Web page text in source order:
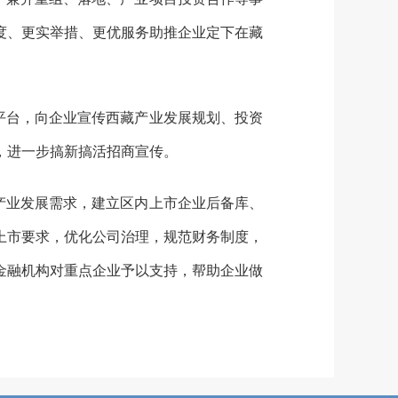
更实举措、更优服务助推企业定下在藏
，向企业宣传西藏产业发展规划、投资
一步搞新搞活招商宣传。
发展需求，建立区内上市企业后备库、
要求，优化公司治理，规范财务制度，
机构对重点企业予以支持，帮助企业做